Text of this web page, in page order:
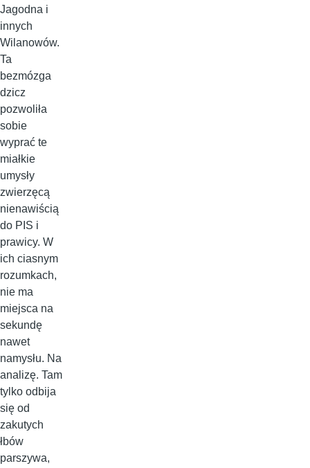
Jagodna i
innych
Wilanowów.
Ta
bezmózga
dzicz
pozwoliła
sobie
wyprać te
miałkie
umysły
zwierzęcą
nienawiścią
do PIS i
prawicy. W
ich ciasnym
rozumkach,
nie ma
miejsca na
sekundę
nawet
namysłu. Na
analizę. Tam
tylko odbija
się od
zakutych
łbów
parszywa,